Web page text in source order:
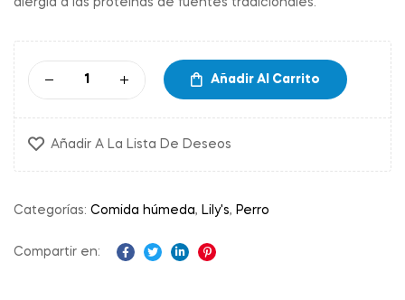
alergia a las proteínas de fuentes tradicionales.
Añadir Al Carrito
Añadir A La Lista De Deseos
Categorías: Comida húmeda, Lily's, Perro
Compartir en: